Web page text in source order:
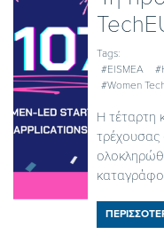
Tags:
#EISMEA
#Women
Η τέταρτη
τρέχουσας